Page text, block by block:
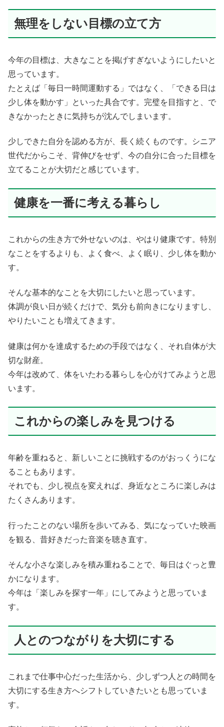
無理をしない目標の立て方
今年の目標は、大きなことを掲げすぎないようにしたいと
思っています。
たとえば「毎日一時間運動する」ではなく、「できる日は
少し体を動かす」といった具合です。完璧を目指すと、で
きなかったときに気持ちが沈んでしまいます。
少しできた自分を認める方が、長く続くものです。シニア
世代だからこそ、背伸びをせず、今の自分に合った目標を
立てることが大切だと感じています。
健康を一番に考える暮らし
これからの生き方で外せないのは、やはり健康です。特別
なことをするよりも、よく食べ、よく眠り、少し体を動か
す。
そんな基本的なことを大切にしたいと思っています。
体調が良い日が続くだけで、気分も前向きになりますし、
やりたいことも増えてきます。
健康は何かを達成するための手段ではなく、それ自体が大
切な財産。
今年は改めて、体をいたわる暮らしを心がけてみようと思
います。
これからの楽しみを見つける
年齢を重ねると、新しいことに挑戦するのがおっくうにな
ることもあります。
それでも、少し視点を変えれば、身近なところに楽しみは
たくさんあります。
行ったことのない場所を歩いてみる、気になっていた映画
を観る、昔好きだった音楽を聴き直す。
そんな小さな楽しみを積み重ねることで、毎日はぐっと豊
かになります。
今年は「楽しみを探す一年」にしてみようと思っていま
す。
人とのつながりを大切にする
これまで仕事中心だった生活から、少しずつ人との時間を
大切にする生き方へシフトしていきたいとも思っていま
す。